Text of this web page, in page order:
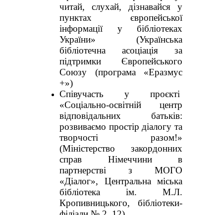
читай, слухай, дізнавайся у
пунктах європейської
інформації у бібліотеках
України» (Українська
бібліотечна асоціація за
підтримки Європейського
Союзу (програма «Еразмус
+»)
Співучасть у проєкті
«Соціально-освітній центр
відповідальних батьків:
розвиваємо простір діалогу та
творчості разом!»
(Міністерство закордонних
справ Німеччини в
партнерстві з МОГО
«Діалог», Центральна міська
бібліотека ім. М.Л.
Кропивницького, бібліотеки-